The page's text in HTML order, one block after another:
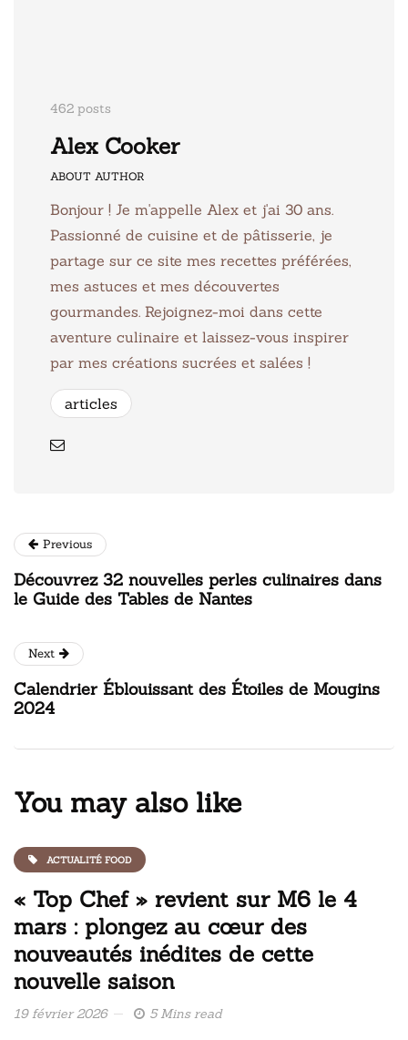
462 posts
Alex Cooker
ABOUT AUTHOR
Bonjour ! Je m'appelle Alex et j'ai 30 ans.
Passionné de cuisine et de pâtisserie, je
partage sur ce site mes recettes préférées,
mes astuces et mes découvertes
gourmandes. Rejoignez-moi dans cette
aventure culinaire et laissez-vous inspirer
par mes créations sucrées et salées !
articles
Previous
Découvrez 32 nouvelles perles culinaires dans
le Guide des Tables de Nantes
Next
Calendrier Éblouissant des Étoiles de Mougins
2024
You may also like
ACTUALITÉ FOOD
« Top Chef » revient sur M6 le 4
mars : plongez au cœur des
nouveautés inédites de cette
nouvelle saison
19 février 2026 5 Mins read